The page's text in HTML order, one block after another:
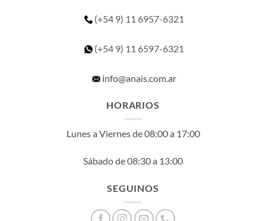
(+54 9) 11 6957-6321
(+54 9) 11 6597-6321
info@anais.com.ar
HORARIOS
Lunes a Viernes de 08:00 a 17:00
Sábado de 08:30 a 13:00
SEGUINOS